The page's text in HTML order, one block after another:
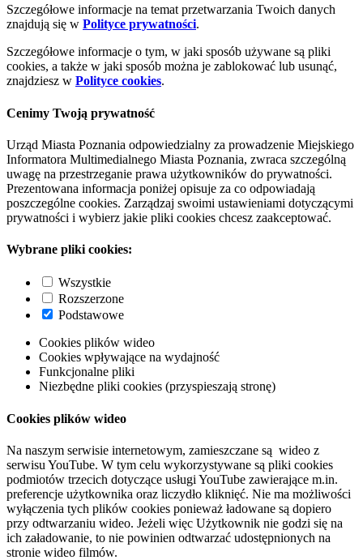
Szczegółowe informacje na temat przetwarzania Twoich danych
znajdują się w Polityce prywatności.
Szczegółowe informacje o tym, w jaki sposób używane są pliki
cookies, a także w jaki sposób można je zablokować lub usunąć,
znajdziesz w Polityce cookies.
Cenimy Twoją prywatność
Urząd Miasta Poznania odpowiedzialny za prowadzenie Miejskiego
Informatora Multimedialnego Miasta Poznania, zwraca szczególną
uwagę na przestrzeganie prawa użytkowników do prywatności.
Prezentowana informacja poniżej opisuje za co odpowiadają
poszczególne cookies. Zarządzaj swoimi ustawieniami dotyczącymi
prywatności i wybierz jakie pliki cookies chcesz zaakceptować.
Wybrane pliki cookies:
Wszystkie
Rozszerzone
Podstawowe
Cookies plików wideo
Cookies wpływające na wydajność
Funkcjonalne pliki
Niezbędne pliki cookies (przyspieszają stronę)
Cookies plików wideo
Na naszym serwisie internetowym, zamieszczane są wideo z
serwisu YouTube. W tym celu wykorzystywane są pliki cookies
podmiotów trzecich dotyczące usługi YouTube zawierające m.in.
preferencje użytkownika oraz liczydło kliknięć. Nie ma możliwości
wyłączenia tych plików cookies ponieważ ładowane są dopiero
przy odtwarzaniu wideo. Jeżeli więc Użytkownik nie godzi się na
ich załadowanie, to nie powinien odtwarzać udostępnionych na
stronie wideo filmów.